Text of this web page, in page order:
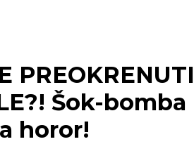
PREOKRENUTI
Šok-bomba
horor!